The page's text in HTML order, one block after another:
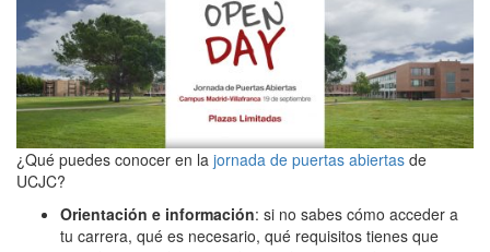
¿Qué puedes conocer en la jornada de puertas abiertas de
UCJC?
Orientación e información: si no sabes cómo acceder a
tu carrera, qué es necesario, qué requisitos tienes que